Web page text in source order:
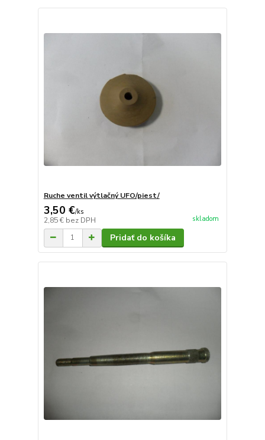
Ruche ventil výtlačný UFO/piest/
3,50 €/ks
2,85 € bez DPH skladom
Pridať do košíka